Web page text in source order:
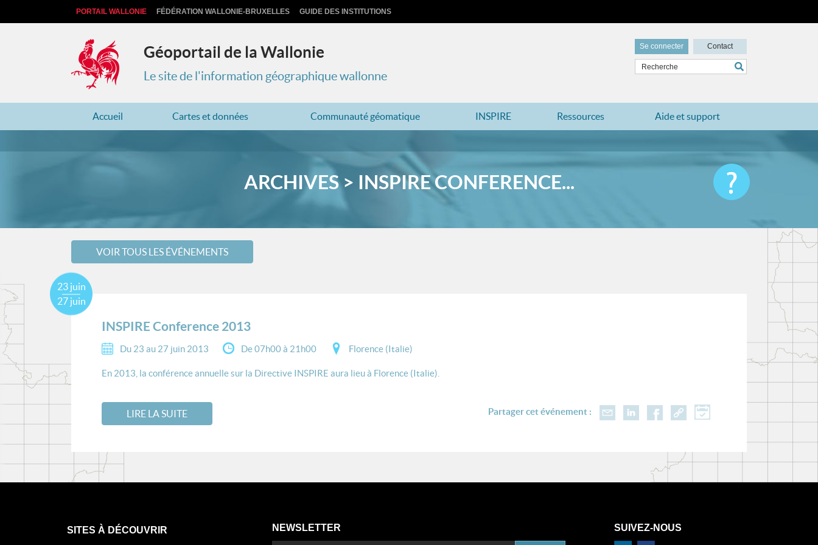
PORTAIL WALLONIE FÉDÉRATION WALLONIE-BRUXELLES GUIDE DES INSTITUTIONS
Géoportail de la Wallonie
Le site de l'information géographique wallonne
Se connecter Contact
Accueil Cartes et données Communauté géomatique INSPIRE Ressources Aide et support
ARCHIVES > INSPIRE CONFERENCE...
VOIR TOUS LES ÉVÉNEMENTS
INSPIRE Conference 2013
23 juin
27 juin
Du 23 au 27 juin 2013 De 07h00 à 21h00 Florence (Italie)
En 2013, la conférence annuelle sur la Directive INSPIRE aura lieu à Florence (Italie).
LIRE LA SUITE Partager cet événement :
SITES À DÉCOUVRIR NEWSLETTER SUIVEZ-NOUS